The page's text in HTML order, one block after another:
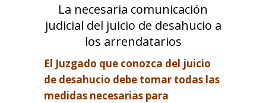
La necesaria comunicación
judicial del juicio de desahucio a
los arrendatarios
El Juzgado que conozca del juicio
de desahucio debe tomar todas las
medidas necesarias para